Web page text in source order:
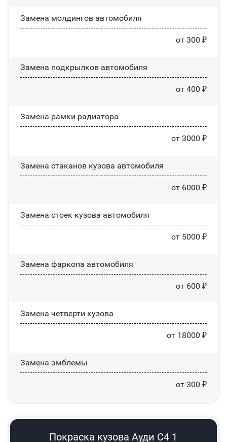
Замена молдингов автомобиля
от 300 ₽
Замена пoдĸpылĸoв автомобиля
от 400 ₽
Замена рамки радиатора
от 3000 ₽
Замена стаканов кузова автомобиля
от 6000 ₽
Замена стоек кузова автомобиля
от 5000 ₽
Замена фаркопа автомобиля
от 600 ₽
Замена четверти кузова
от 18000 ₽
Замена эмблемы
от 300 ₽
Покраска кузова Ауди С4 1